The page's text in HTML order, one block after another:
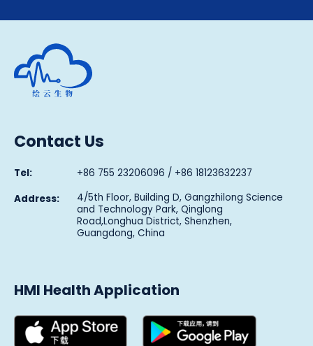
Human Metabolomics Institute
Contact Us
Tel: +86 755 23206096 / +86 18123632237
Address: 4/5th Floor, Building D, Gangzhilong Science
and Technology Park, Qinglong
Road,Longhua District, Shenzhen,
Guangdong, China
HMI Health Application